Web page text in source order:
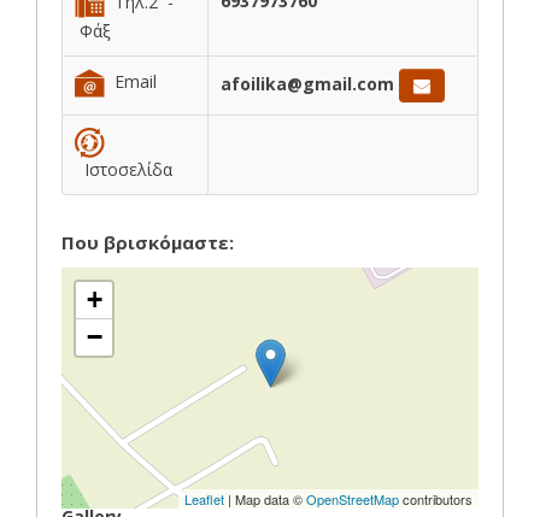
Φάξ
Email afoilika@gmail.com
Ιστοσελίδα
Που βρισκόμαστε:
+
−
Leaflet | Map data ©OpenStreetMapcontributors